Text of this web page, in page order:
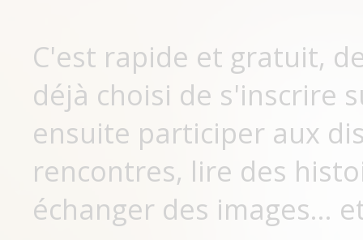
C'est rapide et gratuit,
déjà choisi de s'inscrire
ensuite participer aux
rencontres, lire des
échanger des images...